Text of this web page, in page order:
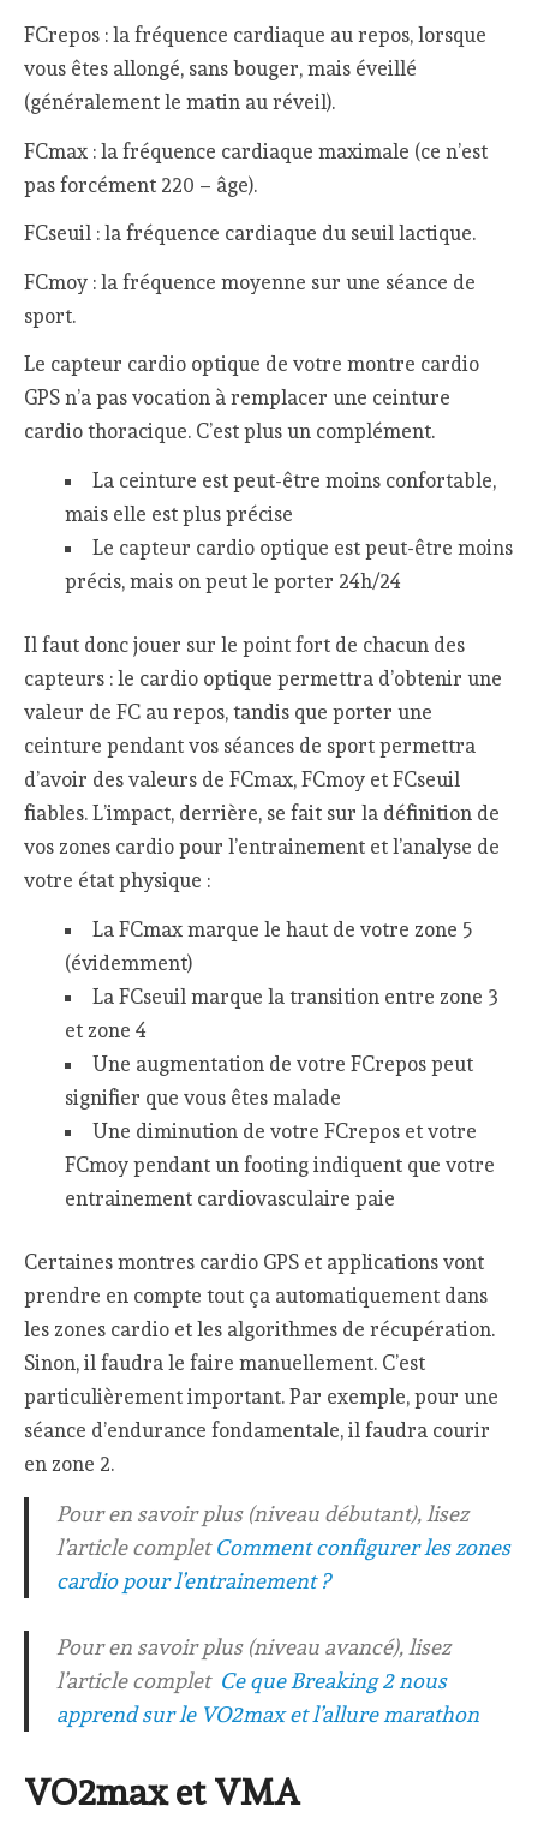
FCrepos : la fréquence cardiaque au repos, lorsque
vous êtes allongé, sans bouger, mais éveillé
(généralement le matin au réveil).
FCmax : la fréquence cardiaque maximale (ce n’est
pas forcément 220 – âge).
FCseuil : la fréquence cardiaque du seuil lactique.
FCmoy : la fréquence moyenne sur une séance de
sport.
Le capteur cardio optique de votre montre cardio
GPS n’a pas vocation à remplacer une ceinture
cardio thoracique. C’est plus un complément.
La ceinture est peut-être moins confortable,
mais elle est plus précise
Le capteur cardio optique est peut-être moins
précis, mais on peut le porter 24h/24
Il faut donc jouer sur le point fort de chacun des
capteurs : le cardio optique permettra d’obtenir une
valeur de FC au repos, tandis que porter une
ceinture pendant vos séances de sport permettra
d’avoir des valeurs de FCmax, FCmoy et FCseuil
fiables. L’impact, derrière, se fait sur la définition de
vos zones cardio pour l’entrainement et l’analyse de
votre état physique :
La FCmax marque le haut de votre zone 5
(évidemment)
La FCseuil marque la transition entre zone 3
et zone 4
Une augmentation de votre FCrepos peut
signifier que vous êtes malade
Une diminution de votre FCrepos et votre
FCmoy pendant un footing indiquent que votre
entrainement cardiovasculaire paie
Certaines montres cardio GPS et applications vont
prendre en compte tout ça automatiquement dans
les zones cardio et les algorithmes de récupération.
Sinon, il faudra le faire manuellement. C’est
particulièrement important. Par exemple, pour une
séance d’endurance fondamentale, il faudra courir
en zone 2.
Pour en savoir plus (niveau débutant), lisez
l’article completComment configurer les zones
cardio pour l’entrainement ?
Pour en savoir plus (niveau avancé), lisez
l’article complet Ce que Breaking 2 nous
apprend sur le VO2max et l’allure marathon
VO2max et VMA